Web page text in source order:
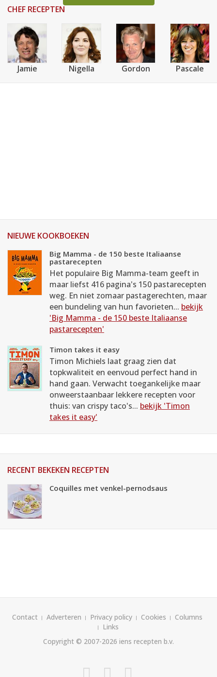
CHEF RECEPTEN
Jamie Nigella Gordon Pascale
NIEUWE KOOKBOEKEN
Big Mamma - de 150 beste Italiaanse
pastarecepten
Het populaire Big Mamma-team geeft in
maar liefst 416 pagina's 150 pastarecepten
weg. En niet zomaar pastagerechten, maar
een bundeling van hun favorieten... bekijk
'Big Mamma - de 150 beste Italiaanse
pastarecepten'
Timon takes it easy
Timon Michiels laat graag zien dat
topkwaliteit en eenvoud perfect hand in
hand gaan. Verwacht toegankelijke maar
onweerstaanbaar lekkere recepten voor
thuis: van crispy taco's... bekijk 'Timon
takes it easy'
RECENT BEKEKEN RECEPTEN
Coquilles met venkel-pernodsaus
Contact Adverteren Privacy policy Cookies
Columns
Links
Copyright © 2007-2026 iens recepten b.v.